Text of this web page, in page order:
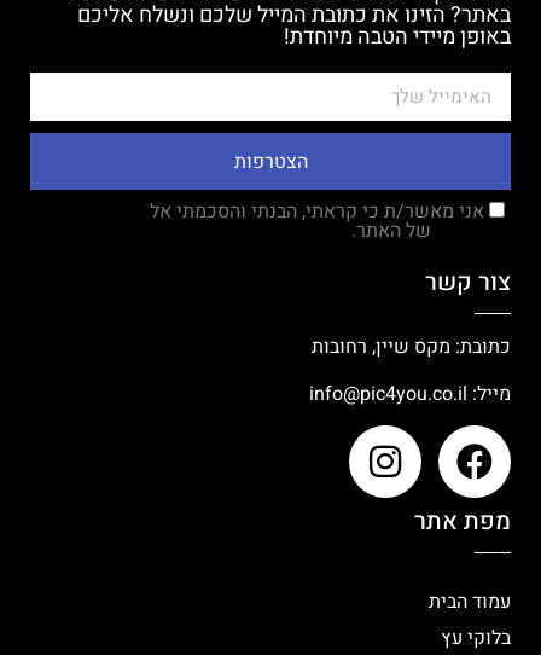
מפת אתר
עמוד הבית
בלוקי עץ
צור קשר
כתובת: מקס שיין, רחובות
מייל: info@pic4you.co.il
באתר? הזינו את כתובת המייל שלכם ונשלח אליכם
באופן מיידי הטבה מיוחדת!
הצטרפות
אני מאשר/ת כי קראתי, הבנתי והסכמתי אל
של האתר.